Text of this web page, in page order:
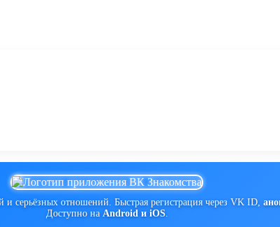
серьёзных отношений. Быстрая регистрация через VK ID,
Доступно на Android и iOS.